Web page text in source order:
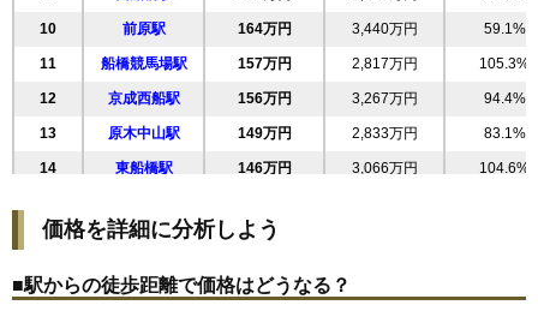
マンションナビで
無料一括査定をする
ライオンズマンション船橋第7
住所 千葉県船橋市宮本6丁目
1,990万円～2,190万円
(49.8万円/㎡~54.8万円/㎡)
28 行田町 146万円 2,781万円 75.6%
29 印内 145万円 3,197万円 80.5%
30 滝台 138万円 2,903万円 73.8%
31 東船橋 138万円 3,036万円 95.2%
32 栄町 135万円 2,829万円 69.6%
34 新高根 133万円
35 西習志野 131万円
10 前原駅 164万円 3,440万円 59.1%
11 船橋競馬場駅 157万円 2,817万円 105.3%
12 京成西船駅 156万円 3,267万円 94.4%
13 原木中山駅 149万円 2,833万円 83.1%
14 東船橋駅 146万円 3,066万円 104.6%
16 大神宮下駅 142万円
17 習志野駅 142万円
価格を詳細に分析しよう
■駅からの徒歩距離で価格はどうなる？